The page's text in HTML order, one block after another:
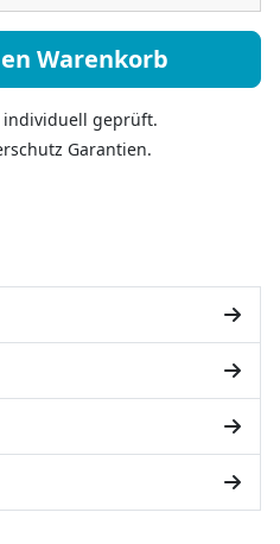
- Smetba Menge
Warenkorb
individuell geprüft.
Garantien.